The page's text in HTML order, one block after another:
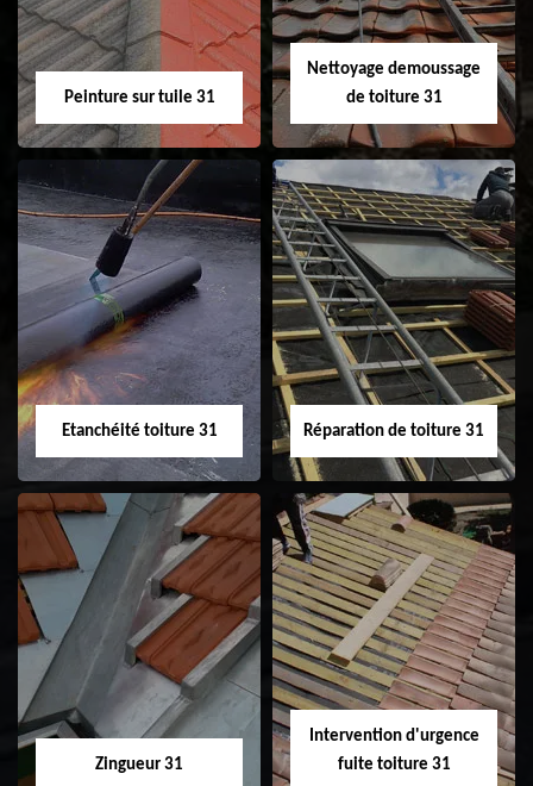
façade 31
Peinture sur tuile 31
Peinture sur tuile
31
Nettoyage demoussage
de toiture 31
Nettoyage
demoussage de
toiture 31
Etanchéité toiture 31
Etanchéité toiture
31
Réparation de toiture 31
Réparation de
toiture 31
Zingueur 31
Intervention d'urgence
fuite toiture 31